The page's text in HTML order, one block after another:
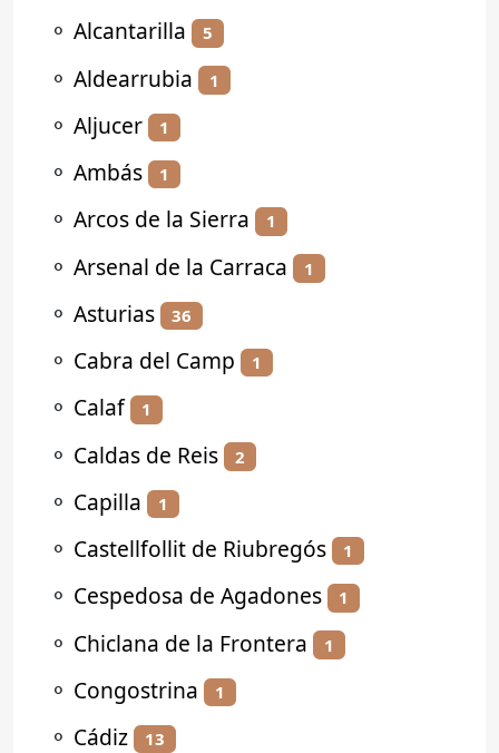
⚬ Alcantarilla 5
⚬ Aldearrubia 1
⚬ Aljucer 1
⚬ Ambás 1
⚬ Arcos de la Sierra 1
⚬ Arsenal de la Carraca 1
⚬ Asturias 36
⚬ Cabra del Camp 1
⚬ Calaf 1
⚬ Caldas de Reis 2
⚬ Capilla 1
⚬ Castellfollit de Riubregós 1
⚬ Cespedosa de Agadones 1
⚬ Chiclana de la Frontera 1
⚬ Congostrina 1
⚬ Cádiz 13